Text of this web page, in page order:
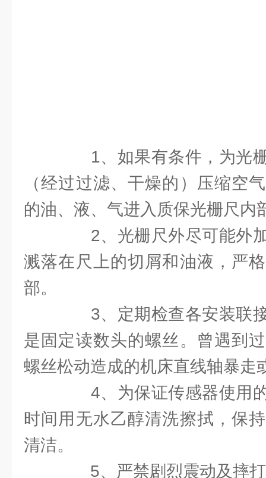
1、如果有条件，为光栅
（经过过滤、干燥的）压缩空
的油、液、气进入质保光栅尺内
2、光栅尺外尽可能外加
溅落在尺上的切屑和油液，严
部。
3、定期检查各安装联接
是固定读数头的螺丝。曾遇到
螺丝松动造成的机床直线轴暴走
4、为保证传感器使用的
时间用无水乙醇清洗擦拭，保
清洁。
5、严禁剧烈震动及摔